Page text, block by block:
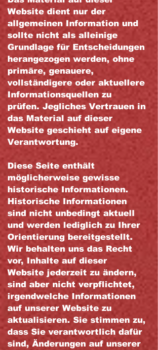
Website dient nur der
allgemeinen Information und
sollte nicht als alleinige
Grundlage für Entscheidungen
herangezogen werden, ohne
primäre, genauere,
vollständigere oder aktuellere
Informationsquellen zu
prüfen. Jegliches Vertrauen in
das Material auf dieser
Website geschieht auf eigene
Verantwortung.
Diese Seite enthält
möglicherweise gewisse
historische Informationen.
Historische Informationen
sind nicht unbedingt aktuell
und werden lediglich zu Ihrer
Orientierung bereitgestellt.
Wir behalten uns das Recht
vor, Inhalte auf dieser
Website jederzeit zu ändern,
sind aber nicht verpflichtet,
irgendwelche Informationen
auf unserer Website zu
aktualisieren. Sie stimmen zu,
dass Sie verantwortlich dafür
sind, Änderungen auf unserer